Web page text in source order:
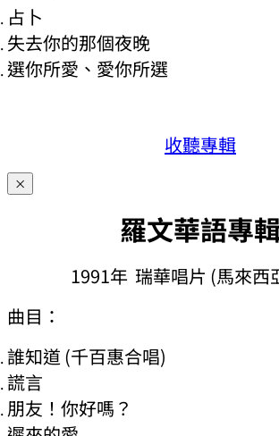
占卜
失去你的那個夜晚
選你所愛、愛你所選
收聽專輯
×
羅文華語專
1991年 瑞華唱片 (馬來西
曲目：
誰知道 (千百惠合唱)
謊言
朋友！你好嗎？